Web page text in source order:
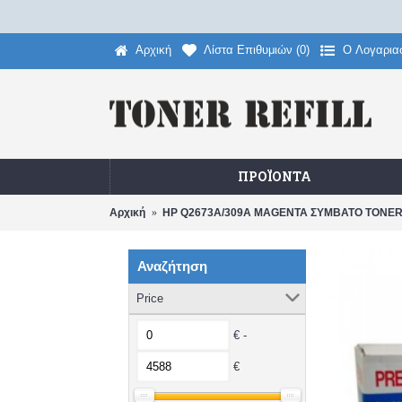
Αρχική Λίστα Επιθυμιών (0) O
ΠΡΟΪΌΝΤΑ
Αρχική HP Q2673A/309A MAGENTA ΣΥΜΒΑΤΟ
Αναζήτηση
Price
€ -
€